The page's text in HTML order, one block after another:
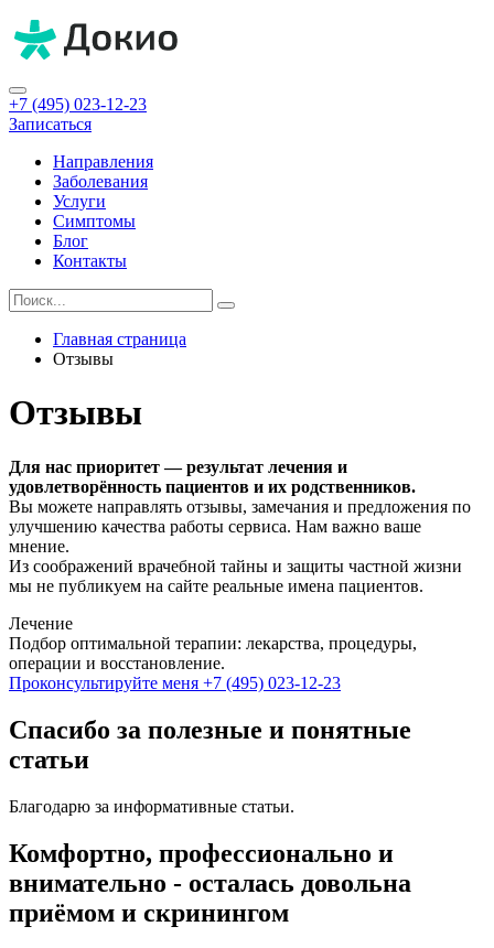
+7 (495) 023-12-23
Записаться
Направления
Заболевания
Услуги
Симптомы
Блог
Контакты
Главная страница
Отзывы
Отзывы
Для нас приоритет — результат лечения и
удовлетворённость пациентов и их родственников.
Вы можете направлять отзывы, замечания и предложения по
улучшению качества работы сервиса. Нам важно ваше
мнение.
Из соображений врачебной тайны и защиты частной жизни
мы не публикуем на сайте реальные имена пациентов.
Лечение
Подбор оптимальной терапии: лекарства, процедуры,
операции и восстановление.
Проконсультируйте меня +7 (495) 023-12-23
Спасибо за полезные и понятные
статьи
Благодарю за информативные статьи.
Комфортно, профессионально и
внимательно - осталась довольна
приёмом и скринингом